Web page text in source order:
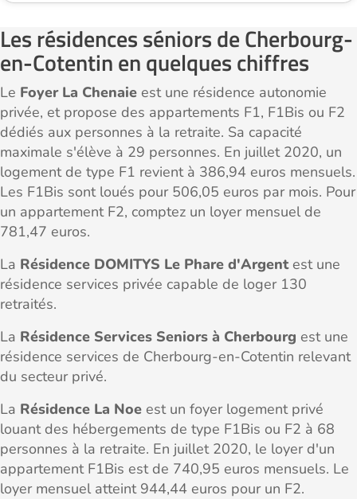
Les résidences séniors de Cherbourg-
en-Cotentin en quelques chiffres
Le Foyer La Chenaie est une résidence autonomie
privée, et propose des appartements F1, F1Bis ou F2
dédiés aux personnes à la retraite. Sa capacité
maximale s'élève à 29 personnes. En juillet 2020, un
logement de type F1 revient à 386,94 euros mensuels.
Les F1Bis sont loués pour 506,05 euros par mois. Pour
un appartement F2, comptez un loyer mensuel de
781,47 euros.
La Résidence DOMITYS Le Phare d'Argentest une
résidence services privée capable de loger 130
retraités.
La Résidence Services Seniors à Cherbourg est une
résidence services de Cherbourg-en-Cotentin relevant
du secteur privé.
La Résidence La Noe est un foyer logement privé
louant des hébergements de type F1Bis ou F2 à 68
personnes à la retraite. En juillet 2020, le loyer d'un
appartement F1Bis est de 740,95 euros mensuels. Le
loyer mensuel atteint 944,44 euros pour un F2.